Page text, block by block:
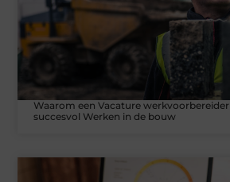
Waarom een Vacature werkvoorbereider
succesvol Werken in de bouw